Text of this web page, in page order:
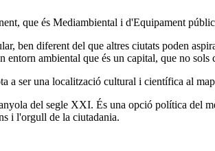
que és Mediambiental i d'Equipament
ben diferent del que altres ciutats poden
ambiental que és un capital, que no sols
a ser una localització cultural i científica al
del segle XXI. És una opció política del
i l'orgull de la ciutadania.